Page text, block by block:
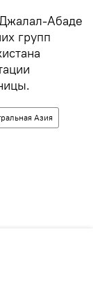
Абаде
групп
Азия